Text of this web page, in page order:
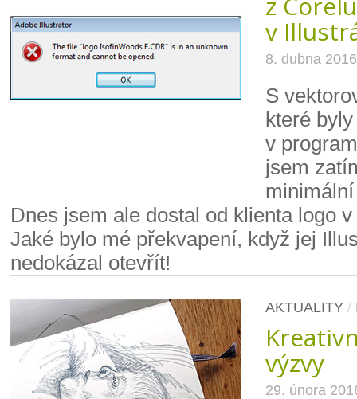
v
8. dubna 2016
S
které
v
jsem
Dnes jsem ale dostal od klienta logo
Jaké bylo mé překvapení, když jej
nedokázal otevřít!
AKTUALITY/
výzvy
29. února